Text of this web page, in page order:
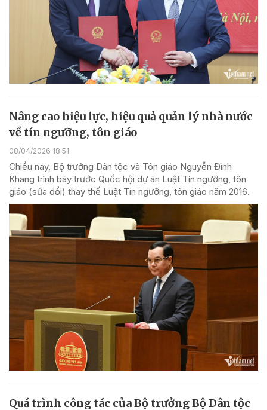
Nâng cao hiệu lực, hiệu quả quản lý nhà nước
về tín ngưỡng, tôn giáo
08/04/2026 18:51
Chiều nay, Bộ trưởng Dân tộc và Tôn giáo Nguyễn Đình
Khang trình bày trước Quốc hội dự án Luật Tín ngưỡng, tôn
giáo (sửa đổi) thay thế Luật Tín ngưỡng, tôn giáo năm 2016.
Quá trình công tác của Bộ trưởng Bộ Dân tộc